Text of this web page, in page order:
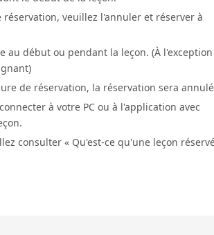
veuillez l'annuler et réserver à
début ou pendant la leçon. (À l'exception
de réservation, la réservation sera
à votre PC ou à l'application avec
consulter « Qu'est-ce qu'une leçon